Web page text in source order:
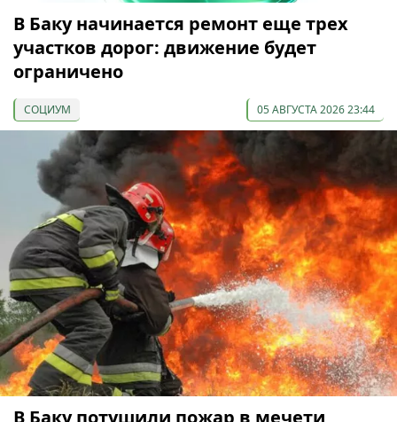
В Баку начинается ремонт еще трех
участков дорог: движение будет
ограничено
СОЦИУМ 05 АВГУСТА 2026 23:44